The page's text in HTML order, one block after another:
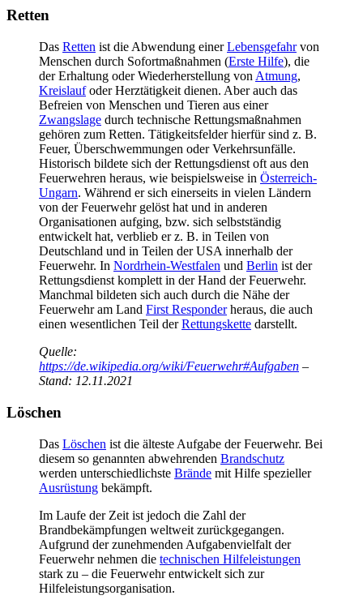
Retten
Das Retten ist die Abwendung einerLebensgefahrvon
Menschen durch Sofortmaßnahmen (Erste Hilfe), die
der Erhaltung oder Wiederherstellung von Atmung,
Kreislaufoder Herztätigkeit dienen. Aber auch das
Befreien von Menschen und Tieren aus einer
Zwangslage durch technische Rettungsmaßnahmen
gehören zum Retten. Tätigkeitsfelder hierfür sind z. B.
Feuer, Überschwemmungen oder Verkehrsunfälle.
Historisch bildete sich der Rettungsdienst oft aus den
Feuerwehren heraus, wie beispielsweise in Österreich-
Ungarn. Während er sich einerseits in vielen Ländern
von der Feuerwehr gelöst hat und in anderen
Organisationen aufging, bzw. sich selbstständig
entwickelt hat, verblieb er z. B. in Teilen von
Deutschland und in Teilen der USA innerhalb der
Feuerwehr. In Nordrhein-Westfalen und Berlin ist der
Rettungsdienst komplett in der Hand der Feuerwehr.
Manchmal bildeten sich auch durch die Nähe der
Feuerwehr am Land First Responderheraus, die auch
einen wesentlichen Teil derRettungskette darstellt.
Quelle:
https://de.wikipedia.org/wiki/Feuerwehr#Aufgaben –
Stand: 12.11.2021
Löschen
Das Löschen ist die älteste Aufgabe der Feuerwehr. Bei
diesem so genannten abwehrenden Brandschutz
werden unterschiedlichste Brände mit Hilfe spezieller
Ausrüstung bekämpft.
Im Laufe der Zeit ist jedoch die Zahl der
Brandbekämpfungen weltweit zurückgegangen.
Aufgrund der zunehmenden Aufgabenvielfalt der
Feuerwehr nehmen die technischen Hilfeleistungen
stark zu – die Feuerwehr entwickelt sich zur
Hilfeleistungsorganisation.